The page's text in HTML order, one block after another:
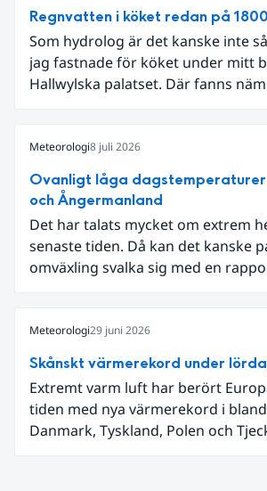
Regnvatten i köket redan på
Som hydrolog är det kanske inte
jag fastnade för köket under mitt
Hallwylska palatset. Där fanns
Meteorologi8 juli 2026
Ovanligt låga
och Ångermanland
Det har talats mycket om extrem
senaste tiden. Då kan det kanske
omväxling svalka sig med en
Meteorologi29 juni 2026
Skånskt värmerekord under
Extremt varm luft har berört
tiden med nya värmerekord i
Danmark, Tyskland, Polen och